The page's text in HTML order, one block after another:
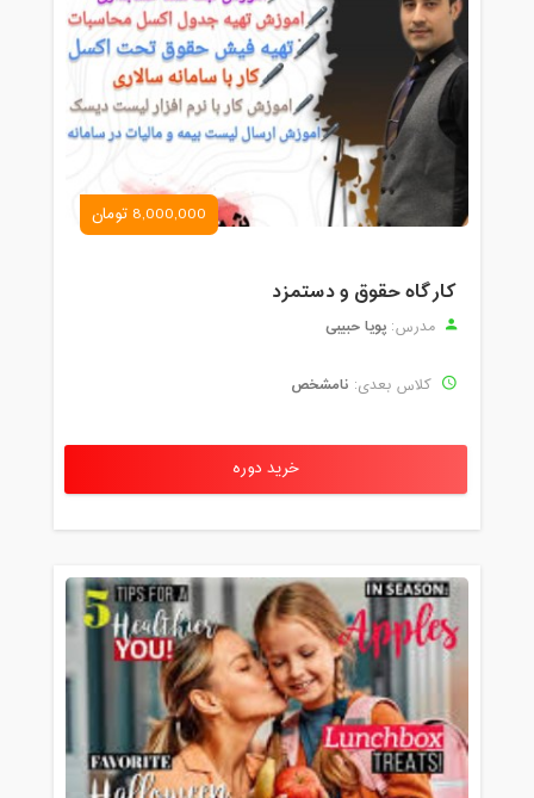
8,000,000 تومان
کارگاه حقوق و دستمزد
مدرس: پویا حبیبی
کلاس بعدی: نامشخص
خرید دوره